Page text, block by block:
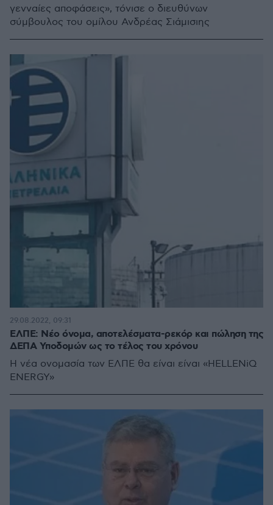
γενναίες αποφάσεις», τόνισε ο διευθύνων
σύμβουλος του ομίλου Ανδρέας Σιάμισιης
ΕΛΠΕ: Νέο όνομα, αποτελέσματα-ρεκόρ και πώληση της
ΔΕΠΑ Υποδομών ως το τέλος του χρόνου
Η νέα ονομασία των ΕΛΠΕ θα είναι είναι «HELLENiQ
ENERGY»
29.08.2022, 09:31